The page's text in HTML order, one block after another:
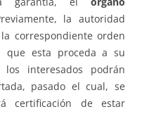
la autoridad
correspondiente orden
que esta proceda a su
los interesados podrán
pasado el cual, se
certificación de estar